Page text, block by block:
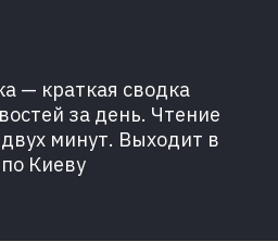
— краткая сводка
за день. Чтение
минут. Выходит в
Киеву